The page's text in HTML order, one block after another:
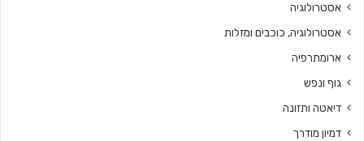
אסטרולוגיה
אסטרולוגיה, כוכבים ומזלות
ארומתרפיה
גוף ונפש
דיאטה ותזונה
דמיון מודרך